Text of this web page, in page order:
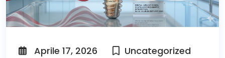
Aprile 17, 2026 Uncategorized